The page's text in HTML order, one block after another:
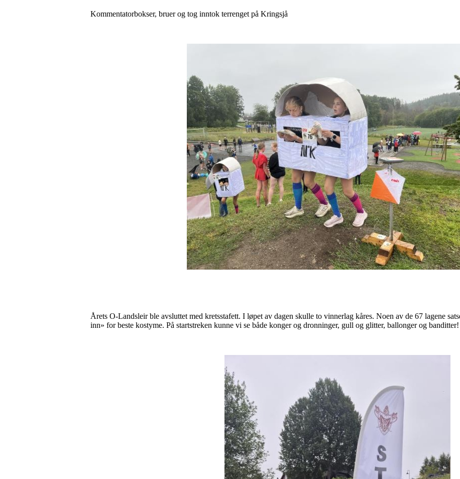
Kommentatorbokser, bruer og tog inntok terrenget på Kringsjå
Årets O-Landsleir ble avsluttet med kretsstafett. I løpet av dagen skulle to vinnerlag kåres. Noen av de 67 lagene
inn» for beste kostyme. På startstreken kunne vi se både konger og dronninger, gull og glitter, ballonger og banditter!